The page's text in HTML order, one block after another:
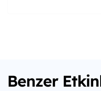
Benzer